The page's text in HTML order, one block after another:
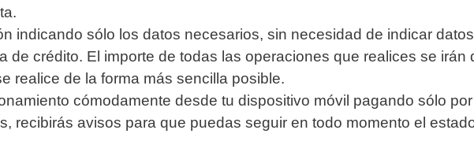
indicando sólo los datos necesarios, sin necesidad de indicar
de crédito. El importe de todas las operaciones que realices se irán
realice de la forma más sencilla posible.
cómodamente desde tu dispositivo móvil pagando sólo
recibirás avisos para que puedas seguir en todo momento el